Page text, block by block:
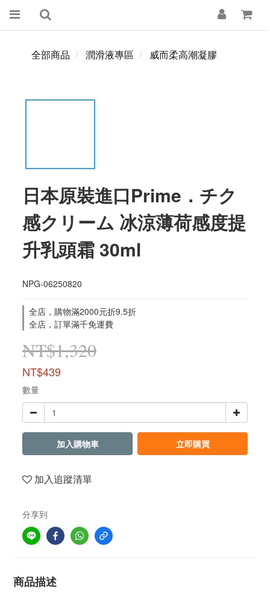
全部商品 潤滑液專區 威而柔高潮凝膠
日本原裝進口Prime．チク
感クリーム 冰涼薄荷感度提
升乳頭霜 30ml
NPG-06250820
全店，購物滿2000元折9.5折
全店，訂單滿千免運費
NT$1,320
NT$439
數量
加入購物車 立即購買
加入追蹤清單
分享到
商品描述